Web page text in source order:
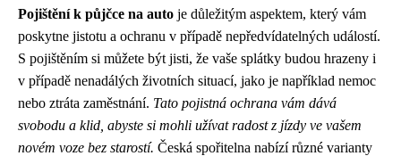
Pojištění k půjčce na auto je důležitým aspektem, který vám
poskytne jistotu a ochranu v případě nepředvídatelných událostí.
S pojištěním si můžete být jisti, že vaše splátky budou hrazeny i
v případě nenadálých životních situací, jako je například nemoc
nebo ztráta zaměstnání. Tato pojistná ochrana vám dává
svobodu a klid, abyste si mohli užívat radost z jízdy ve vašem
novém voze bez starostí. Česká spořitelna nabízí různé varianty